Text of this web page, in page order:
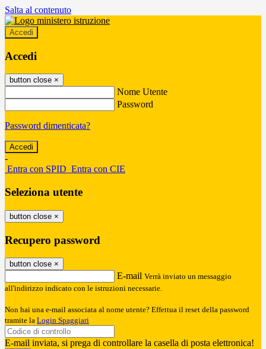
Salta al contenuto
Accedi
Accedi
button close ×
Nome Utente
Password
Password dimenticata?
-
Entra con SPID Entra con CIE
Seleziona utente
button close ×
Recupero password
button close ×
E-mail Verrà inviato un messaggio
all'indirizzo indicato con le istruzioni necessarie.
Non hai una e-mail associata al nome utente? Effettua il reset della password
tramite la Login Spaggiari
E-mail inviata, si prega di controllare la casella di posta elettronica!